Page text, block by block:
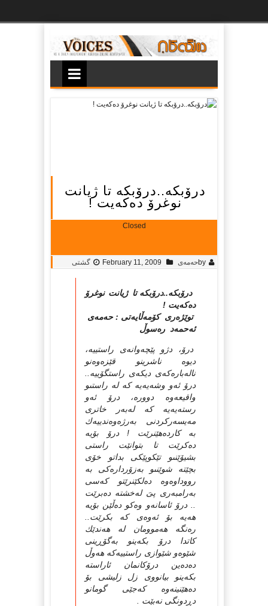
درۆبكە..درۆبكە تا ژیانت
نوغرۆ دەكەیت !
Closed
byحه‌مه‌ی February 11, 2009 گشتی
درۆبكە..درۆبكە تا ژیانت نوغرۆ
دەكەیت !
توێژەرى كۆمەڵایەتى : حەمەى
ئەحمەد رەسوڵ
درۆ، دژو پێچەوانەى راستییە،
دیوە ناشرینو قێزەوەنو
نالەبارەكەى دیكەى راستگۆییە..
درۆ ئەو وشەیەیە كە لە راستىو
واقیعەوە دوورە، درۆ ئەو
رستەیەیە كە لەبەر خاترى
مەیسەركردنى بەرژەوەندییەك
بە كاردەهێنرێت ! درۆ بۆیە
دەكرێت تا بتوانێت راستى
بشیۆێنىو تێكوپێكى بداتو خۆى
بچێتە شوێنىو بەزۆردارەكى بە
رووداوەوە دەلكێنرێتو كەسى
بەرامبەرى پىَ لەخشتە دەبرێت
.. درۆ ئاسانەو وەكو دەڵێن بۆیە
هەیە بۆ ئەوەى كە بكرێت..
رەنگە هەموومان لە هەندێك
كاتدا درۆ بكەینو بەگۆڕینى
شێوەو شێوازى راستییەكە هەوڵ
دەدەین درۆكانمان ئاراستە
بكەینو بیانووى زل زلیشى بۆ
دەهێنینەوە كەجێى گومانو
دڕدونگى نەبێت .